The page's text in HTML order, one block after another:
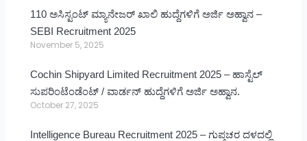
110 ಅಸಿಸ್ಟಂಟ್ ಮ್ಯಾನೇಜರ್ ಖಾಲಿ ಹುದ್ದೆಗಳಿಗೆ ಅರ್ಜಿ ಅಹ್ವಾನ –
SEBI Recruitment 2025
November 5, 2025
Cochin Shipyard Limited Recruitment 2025 – ಹಾಸ್ಟೆಲ್
ಸುಪರಿಂಟೆಂಡೆಂಟ್ / ವಾರ್ಡನ್ ಹುದ್ದೆಗಳಿಗೆ ಅರ್ಜಿ ಅಹ್ವಾನ.
October 27, 2025
Intelligence Bureau Recruitment 2025 – ಗುಪ್ತಚರ ದಳದಲ್ಲಿ